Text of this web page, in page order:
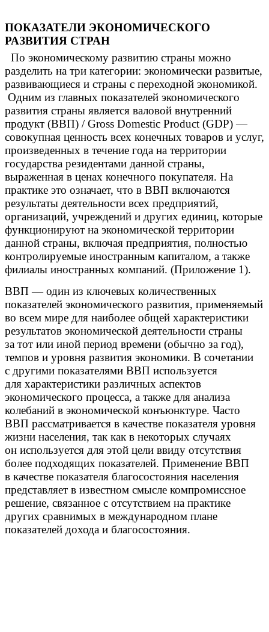
ПОКАЗАТЕЛИ ЭКОНОМИЧЕСКОГО
РАЗВИТИЯ СТРАН
По экономическому развитию страны можно
разделить на три категории: экономически развитые,
развивающиеся и страны с переходной экономикой.
Одним из главных показателей экономического
развития страны является валовой внутренний
продукт (ВВП) / Gross Domestic Product (GDP) —
совокупная ценность всех конечных товаров и услуг,
произведенных в течение года на территории
государства резидентами данной страны,
выраженная в ценах конечного покупателя. На
практике это означает, что в ВВП включаются
результаты деятельности всех предприятий,
организаций, учреждений и других единиц, которые
функционируют на экономической территории
данной страны, включая предприятия, полностью
контролируемые иностранным капиталом, а также
филиалы иностранных компаний. (Приложение 1).
ВВП — один из ключевых количественных
показателей экономического развития, применяемый
во всем мире для наиболее общей характеристики
результатов экономической деятельности страны
за тот или иной период времени (обычно за год),
темпов и уровня развития экономики. В сочетании
с другими показателями ВВП используется
для характеристики различных аспектов
экономического процесса, а также для анализа
колебаний в экономической конъюнктуре. Часто
ВВП рассматривается в качестве показателя уровня
жизни населения, так как в некоторых случаях
он используется для этой цели ввиду отсутствия
более подходящих показателей. Применение ВВП
в качестве показателя благосостояния населения
представляет в известном смысле компромиссное
решение, связанное с отсутствием на практике
других сравнимых в международном плане
показателей дохода и благосостояния.